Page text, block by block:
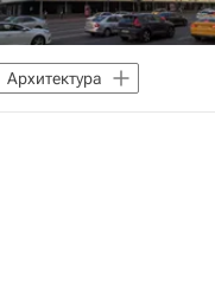
Архитектура